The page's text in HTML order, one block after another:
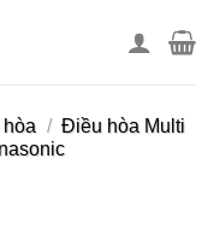
hòa / Điều hòa Multi